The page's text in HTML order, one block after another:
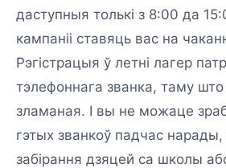
даступныя толькі з 8:00 да
кампаніі ставяць вас на
Рэгістрацыя ў летні лагер
тэлефоннага званка, таму
зламаная. І вы не можаце
гэтых званкоў падчас
забірання дзяцей са школы